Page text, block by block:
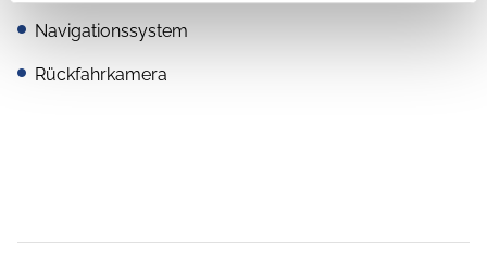
Navigationssystem
Rückfahrkamera